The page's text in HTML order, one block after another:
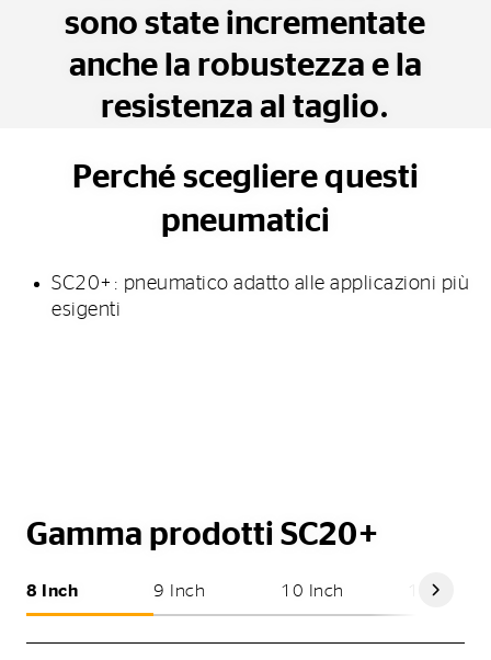
sono state incrementate
anche la robustezza e la
resistenza al taglio.
Perché scegliere questi
pneumatici
SC20+: pneumatico adatto alle applicazioni più
esigenti
Gamma prodotti SC20+
8 Inch 9 Inch 10 Inch 12 Inch